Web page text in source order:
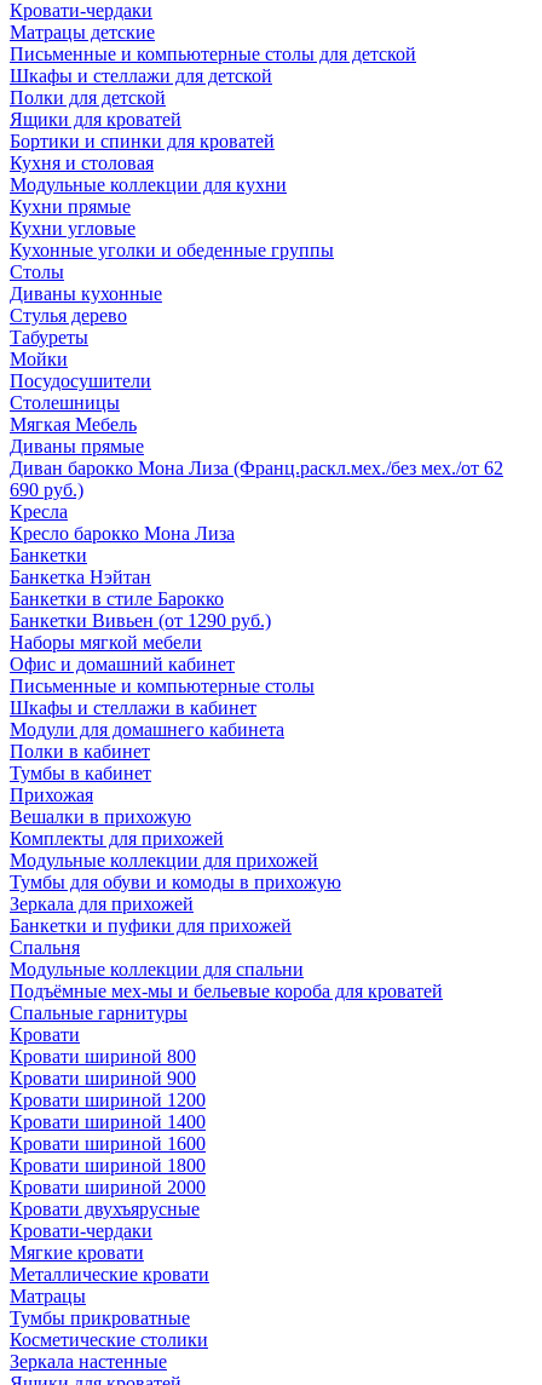
Кровати-чердаки
Матрацы детские
Письменные и компьютерные столы для детской
Шкафы и стеллажи для детской
Полки для детской
Ящики для кроватей
Бортики и спинки для кроватей
Кухня и столовая
Модульные коллекции для кухни
Кухни прямые
Кухни угловые
Кухонные уголки и обеденные группы
Столы
Диваны кухонные
Стулья дерево
Табуреты
Мойки
Посудосушители
Столешницы
Мягкая Мебель
Диваны прямые
Диван барокко Мона Лиза (Франц.раскл.мех./без мех./от 62
690 руб.)
Кресла
Кресло барокко Мона Лиза
Банкетки
Банкетка Нэйтан
Банкетки в стиле Барокко
Банкетки Вивьен (от 1290 руб.)
Наборы мягкой мебели
Офис и домашний кабинет
Письменные и компьютерные столы
Шкафы и стеллажи в кабинет
Модули для домашнего кабинета
Полки в кабинет
Тумбы в кабинет
Прихожая
Вешалки в прихожую
Комплекты для прихожей
Модульные коллекции для прихожей
Тумбы для обуви и комоды в прихожую
Зеркала для прихожей
Банкетки и пуфики для прихожей
Спальня
Модульные коллекции для спальни
Подъёмные мех-мы и бельевые короба для кроватей
Спальные гарнитуры
Кровати
Кровати шириной 800
Кровати шириной 900
Кровати шириной 1200
Кровати шириной 1400
Кровати шириной 1600
Кровати шириной 1800
Кровати шириной 2000
Кровати двухъярусные
Кровати-чердаки
Мягкие кровати
Металлические кровати
Матрацы
Тумбы прикроватные
Косметические столики
Зеркала настенные